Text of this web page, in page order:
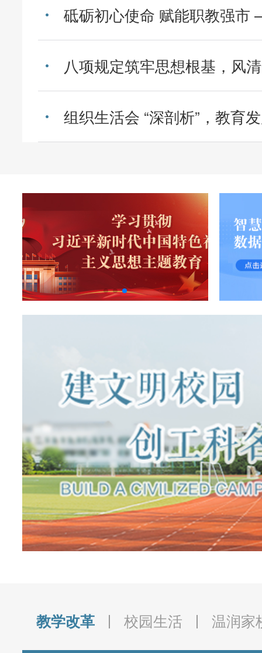
学生发展
招生就业
党建融创
八项规定筑牢思想根基，风
教学改革 校园生活 温润家